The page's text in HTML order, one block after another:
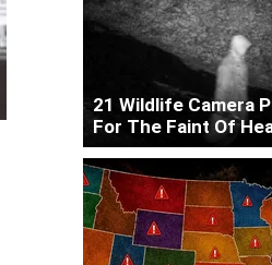
21 Wildlife Camera
For The Faint Of